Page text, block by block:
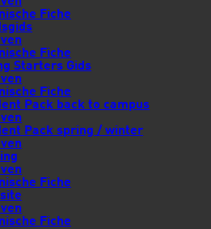
Fiche
Fiche
Starters Gids
Fiche
Pack back to campus
Pack spring / winter
Fiche
Fiche